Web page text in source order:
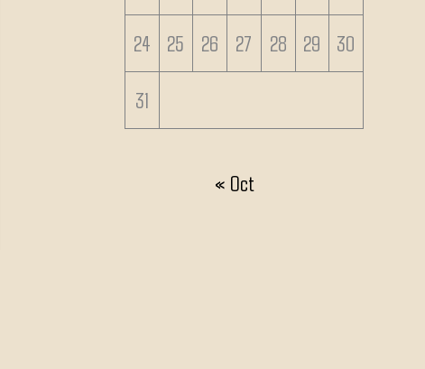
24 25 26 27 28 29 30
31
« Oct